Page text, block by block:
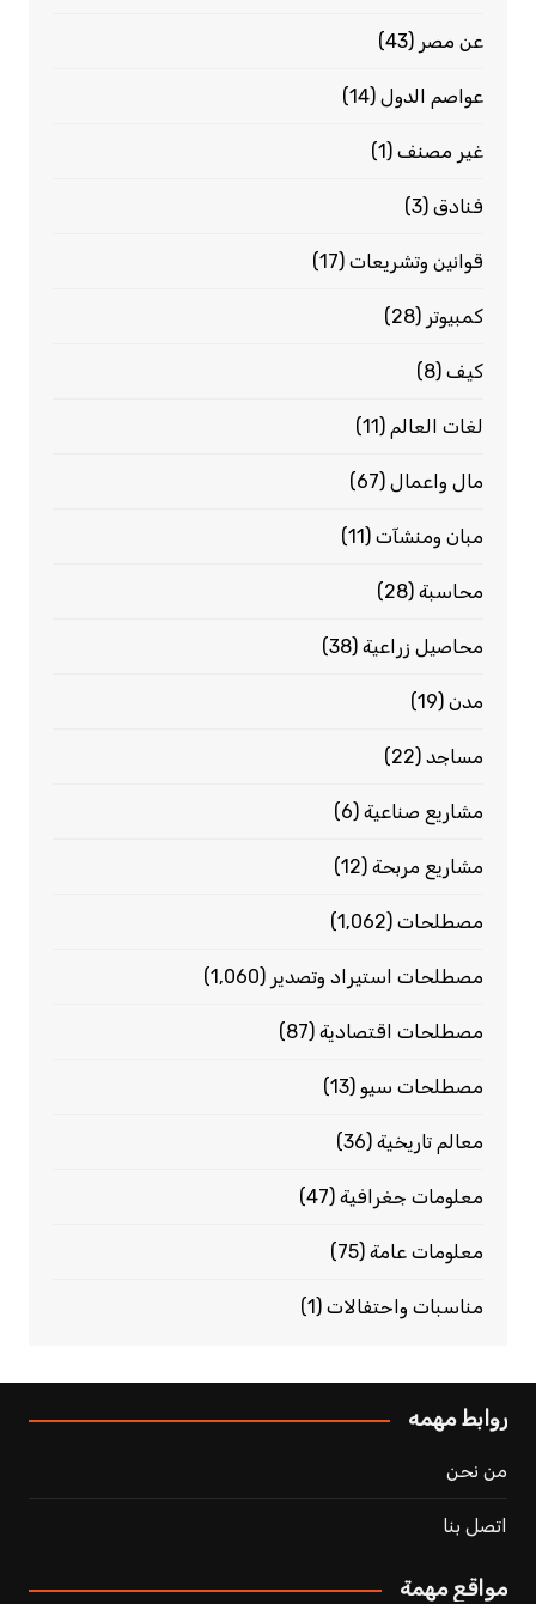
عن مصر (43)
عواصم الدول(14)
غير مصنف(1)
فنادق(3)
قوانين وتشريعات(17)
كمبيوتر (28)
كيف(8)
لغات العالم (11)
مال واعمال(67)
مبان ومنشآت(11)
محاسبة(28)
محاصيل زراعية(38)
مدن(19)
مساجد(22)
مشاريع صناعية(6)
مشاريع مربحة(12)
مصطلحات(1٬062)
مصطلحات استيراد وتصدير (1٬060)
مصطلحات اقتصادية(87)
مصطلحات سيو(13)
معالم تاريخية(36)
معلومات جغرافية(47)
معلومات عامة(75)
مناسبات واحتفالات(1)
روابط مهمه
من نحن
اتصل بنا
مواقع مهمة